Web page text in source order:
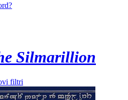
Silmarillion
filtri